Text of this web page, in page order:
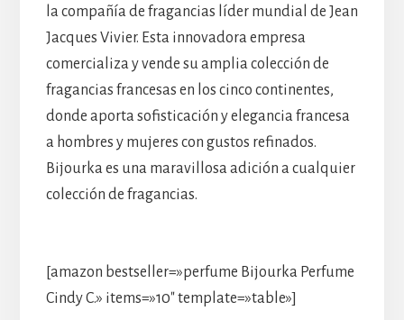
la compañía de fragancias líder mundial de Jean
Jacques Vivier. Esta innovadora empresa
comercializa y vende su amplia colección de
fragancias francesas en los cinco continentes,
donde aporta sofisticación y elegancia francesa
a hombres y mujeres con gustos refinados.
Bijourka es una maravillosa adición a cualquier
colección de fragancias.
[amazon bestseller=»perfume Bijourka Perfume
Cindy C.» items=»10″ template=»table»]